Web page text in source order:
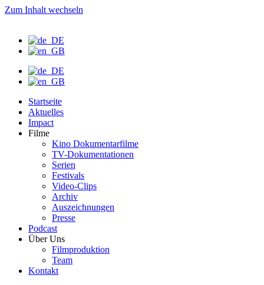
Zum Inhalt wechseln
Startseite
Aktuelles
Impact
Filme
Kino Dokumentarfilme
TV-Dokumentationen
Serien
Festivals
Video-Clips
Archiv
Auszeichnungen
Presse
Podcast
Über Uns
Filmproduktion
Team
Kontakt